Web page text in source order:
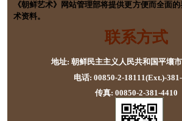
《朝鲜艺术》网站管理部将提供更方便而全面
术资料。
联系方式
地址: 朝鲜民主主义人民共和国平壤
电话: 00850-2-18111(Ext.)-
传真: 00850-2-381-4410